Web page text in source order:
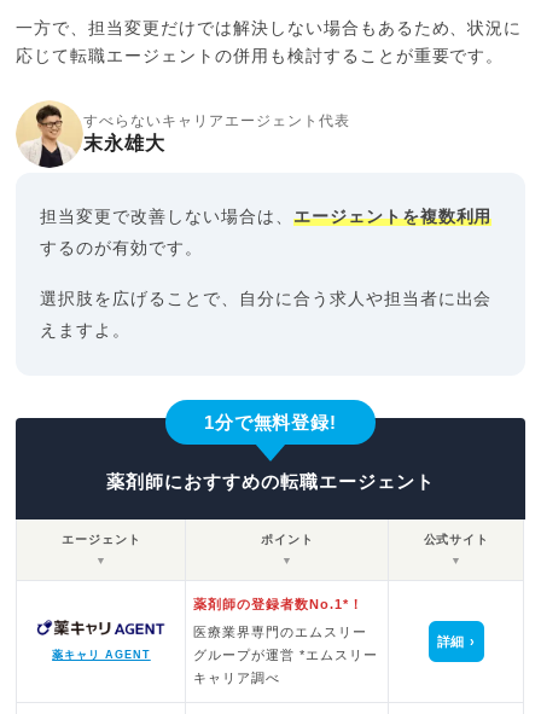
一方で、担当変更だけでは解決しない場合もあるため、状況に
応じて転職エージェントの併用も検討することが重要です。
すべらないキャリアエージェント代表
末永雄大
担当変更で改善しない場合は、 エージェントを複数利用
するのが有効です。
選択肢を広げることで、自分に合う求人や担当者に出会
えますよ。
1分で無料登録!
薬剤師におすすめの転職エージェント
エージェント
▼
ポイント
▼
公式サイト
▼
薬キャリ AGENT
薬剤師の登録者数No.1*！
医療業界専門のエムスリー
グループが運営 *エムスリー
キャリア調べ
詳細